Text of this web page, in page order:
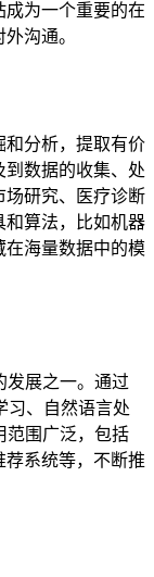
成为一个重要的在
沟通。
和分析，提取有价
数据的收集、处
场研究、医疗诊断
和算法，比如机器
在海量数据中的模
发展之一。通过
习、自然语言处
范围广泛，包括
系统等，不断推